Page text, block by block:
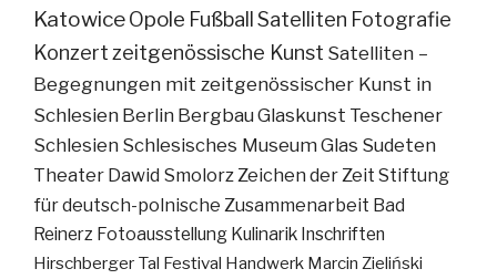
KatowiceOpole FußballSatelliten Fotografie
Konzertzeitgenössische Kunst Satelliten –
Begegnungen mit zeitgenössischer Kunst in
Schlesien Berlin BergbauGlaskunst Teschener
Schlesien Schlesisches MuseumGlas Sudeten
Theater Dawid SmolorzZeichen der Zeit Stiftung
für deutsch-polnische Zusammenarbeit Bad
Reinerz Fotoausstellung Kulinarik Inschriften
Hirschberger Tal Festival Handwerk Marcin Zieliński